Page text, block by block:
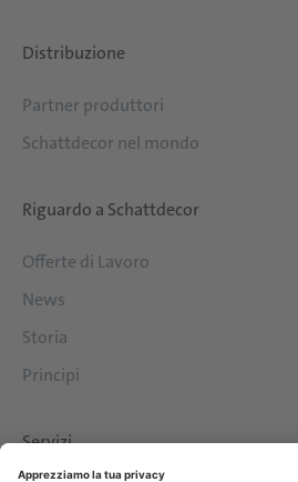
Distribuzione
Partner produttori
Schattdecor nel mondo
Riguardo a Schattdecor
Offerte di Lavoro
News
Storia
Principi
Servizi